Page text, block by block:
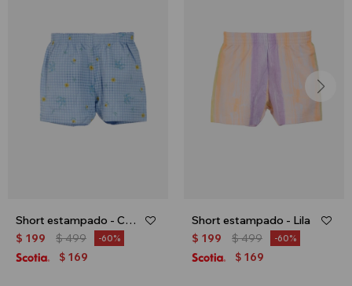
Short estampado - Celeste
$ 199 $499 60
$ 169
Short estampado - Lila
$ 199 $499 60
$ 169